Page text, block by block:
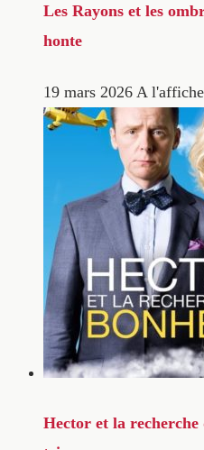
Les Rayons et les
honte
19 mars 2026 A l'affiche
Hector et la